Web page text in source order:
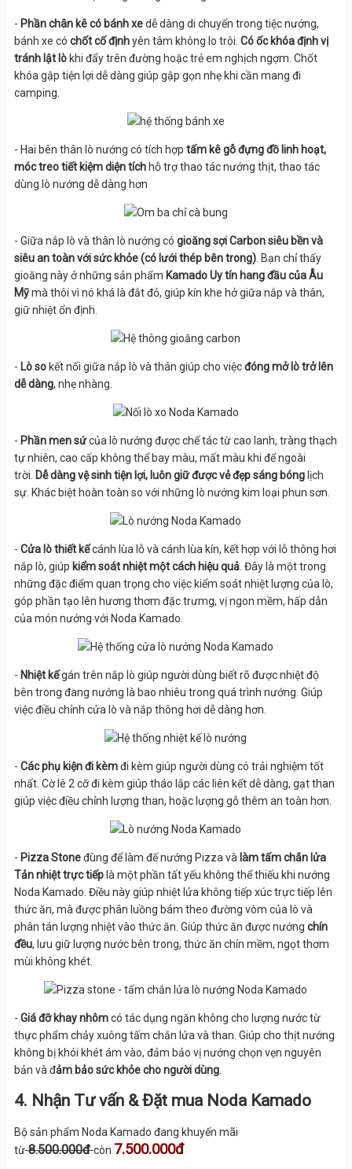
- Phần chân kê có bánh xedễ dàng di chuyển trong tiệc nướng,
bánh xe có chốt cố địnhyên tâm không lo trôi. Có ốc khóa định vị
tránh lật lòkhi đẩy trên đường hoặc trẻ em nghịch ngợm. Chốt
khóa gập tiện lợi dễ dàng giúp gập gọn nhẹ khi cần mang đi
camping.
- Hai bên thân lò nướng có tích hợp tấm kê gỗ đựng đồ linh hoạt,
móc treo tiết kiệm diện tíchhỗ trợ thao tác nướng thịt, thao tác
dùng lò nướng dễ dàng hơn
- Giữa nắp lò và thân lò nướng có gioăng sợi Carbon siêu bền và
siêu an toàn với sức khỏe (có lưới thép bên trong). Bạn chỉ thấy
gioăng này ở những sản phẩm Kamado Uy tín hang đầu của Âu
Mỹmà thôi vì nó khá là đắt đỏ, giúp kín khe hở giữa nắp và thân,
giữ nhiệt ổn định.
- Lò sokết nối giữa nắp lò và thân giúp cho việcđóng mở lò trở lên
dễ dàng, nhẹ nhàng.
- Phần men sứcủa lò nướng được chế tác từ cao lanh, tràng thạch
tự nhiên, cao cấp không thể bay màu, mất màu khi để ngoài
trời. Dễ dàng vệ sinh tiện lợi, luôn giữ được vẻ đẹp sáng bónglịch
sự. Khác biệt hoàn toàn so với những lò nướng kim loại phun sơn.
- Cửa lò thiết kếcánh lùa lỗ và cánh lùa kín, kết hợp với lỗ thông hơi
nắp lò, giúp kiểm soát nhiệt một cách hiệu quả. Đây là một trong
những đặc điểm quan trọng cho việc kiểm soát nhiệt lượng của lò,
góp phần tạo lên hương thơm đặc trưmg, vị ngon mềm, hấp dẫn
của món nướng với Noda Kamado.
- Nhiệt kếgán trên nắp lò giúp người dùng biết rõ được nhiệt độ
bên trong đang nướng là bao nhiêu trong quá trình nướng. Giúp
việc điều chỉnh cửa lò và nắp thông hơi dễ dàng hơn.
- Các phụ kiện đi kèmđi kèm giúp người dùng có trải nghiệm tốt
nhất. Cờ lê 2 cỡ đi kèm giúp tháo lắp các liên kết dễ dàng, gạt than
giúp việc điều chỉnh lượng than, hoặc lượng gỗ thêm an toàn hơn.
- Pizza Stoneđùng để làm đế nướng Pizza và làm tấm chắn lửa
Tản nhiệt trực tiếplà một phần tất yếu không thể thiếu khi nướng
Noda Kamado. Điều này giúp nhiệt lửa không tiếp xúc trực tiếp lên
thức ăn, mà được phân luồng bám theo đường vòm của lò và
phân tán lượng nhiệt vào thức ăn. Giúp thức ăn được nướng chín
đều, lưu giữ lượng nước bên trong, thức ăn chín mềm, ngọt thơm
mùi không khét.
- Giá đỡ khay nhômcó tác dụng ngăn không cho lượng nước từ
thực phẩm chảy xuông tấm chắn lửa và than. Giúp cho thịt nướng
không bị khói khét ám vào, đảm bảo vị nướng chọn vẹn nguyên
bản và đảm bảo sức khỏe cho người dùng.
4. Nhận Tư vấn & Đặt mua Noda Kamado
Bộ sản phẩm Noda Kamado đang khuyến mãi
từ 8.500.000đ còn 7.500.000đ